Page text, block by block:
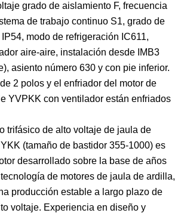
grado de aislamiento F, frecuencia
de trabajo continuo S1, grado de
modo de refrigeración IC611,
aire-aire, instalación desde IMB3
asiento número 630 y con pie inferior.
2 polos y el enfriador del motor de
YVPKK con ventilador están enfriados
trifásico de alto voltaje de jaula de
(tamaño de bastidor 355-1000) es
desarrollado sobre la base de años
de motores de jaula de ardilla,
producción estable a largo plazo de
voltaje. Experiencia en diseño y